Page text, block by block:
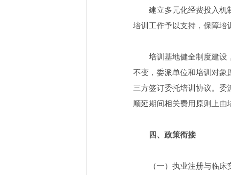
建立多元化经费投入机制
培训工作予以支持，保障培
培训基地健全制度建设，
不变，委派单位和培训对象
三方签订委托培训协议。委
顺延期间相关费用原则上由
四、政策衔接
（一）执业注册与临床实